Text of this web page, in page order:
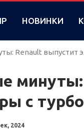
НОВИНКИ
Renault выпустит
с
2024